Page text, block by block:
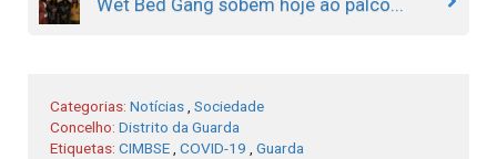
Categorias: Notícias, Sociedade
Concelho: Distrito da Guarda
Etiquetas: CIMBSE, COVID-19 , Guarda